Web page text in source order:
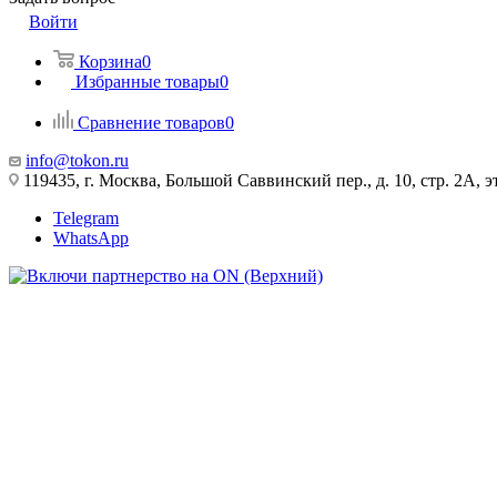
Войти
Корзина0
Избранные товары0
Сравнение товаров0
info@tokon.ru
119435, г. Москва, Большой Саввинский пер., д. 10, стр. 2А,
Telegram
WhatsApp